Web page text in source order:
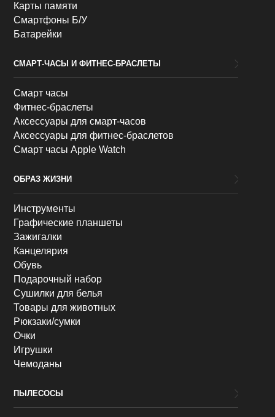
Карты памяти
Смартфоны Б/У
Батарейки
СМАРТ-ЧАСЫ И ФИТНЕС-БРАСЛЕТЫ
Смарт часы
Фитнес-браслеты
Аксессуары для смарт-часов
Аксессуары для фитнес-браслетов
Смарт часы Apple Watch
ОБРАЗ ЖИЗНИ
Инструменты
Графические планшеты
Зажигалки
Канцелярия
Обувь
Подарочный набор
Сушилки для белья
Товары для животных
Рюкзаки/сумки
Очки
Игрушки
Чемоданы
ПЫЛЕСОСЫ